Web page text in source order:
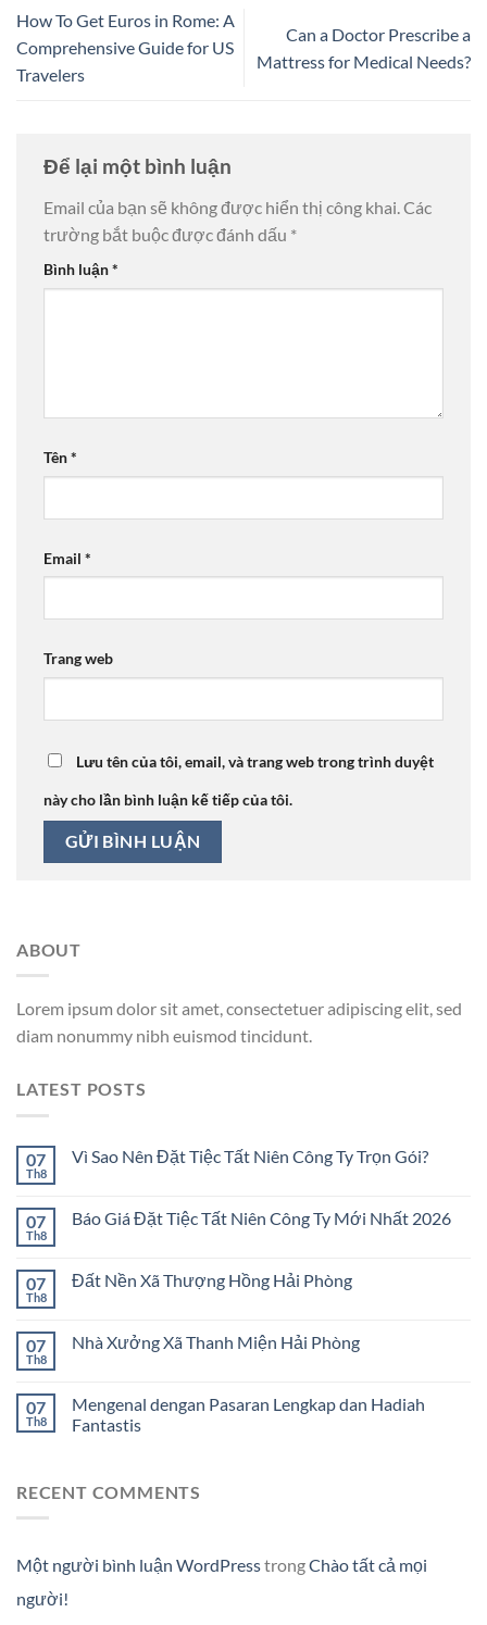
How To Get Euros in Rome: A
Comprehensive Guide for US
Travelers
Can a Doctor Prescribe a
Mattress for Medical Needs?
Để lại một bình luận
Email của bạn sẽ không được hiển thị công khai.Các
trường bắt buộc được đánh dấu *
Bình luận*
Tên*
Email *
Trang web
Lưu tên của tôi, email, và trang web trong trình duyệt
này cho lần bình luận kế tiếp của tôi.
ABOUT
Lorem ipsum dolor sit amet, consectetuer adipiscing elit, sed
diam nonummy nibh euismod tincidunt.
LATEST POSTS
07
Th8
Vì Sao Nên Đặt Tiệc Tất Niên Công Ty Trọn Gói?
07
Th8
Báo Giá Đặt Tiệc Tất Niên Công Ty Mới Nhất 2026
07
Th8
Đất Nền Xã Thượng Hồng Hải Phòng
07
Th8
Nhà Xưởng Xã Thanh Miện Hải Phòng
07
Th8
Mengenal dengan Pasaran Lengkap dan Hadiah
Fantastis
RECENT COMMENTS
Một người bình luận WordPresstrongChào tất cả mọi
người!